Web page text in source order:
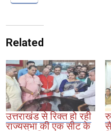
Related
उत्तराखंड से रिक्त हो रही
राज्यसभा की एक सीट के